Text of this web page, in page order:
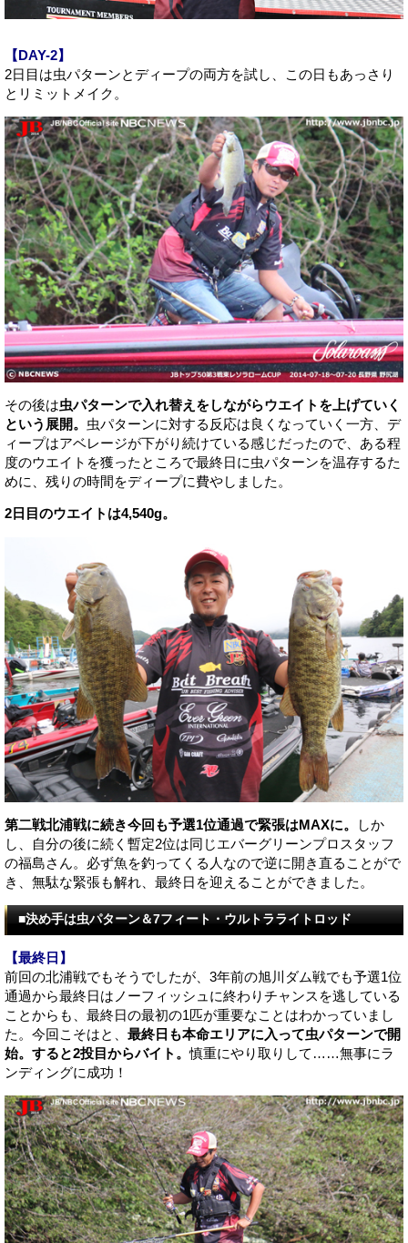
【DAY-2】
2日目は虫パターンとディープの両方を試し、この日もあっさり
とリミットメイク。
その後は虫パターンで入れ替えをしながらウエイトを上げていく
という展開。 虫パターンに対する反応は良くなっていく一方、デ
ィープはアベレージが下がり続けている感じだったので、ある程
度のウエイトを獲ったところで最終日に虫パターンを温存するた
めに、残りの時間をディープに費やしました。
2日目のウエイトは4,540g。
第二戦北浦戦に続き今回も予選1位通過で緊張はMAXに。
しか
し、自分の後に続く暫定2位は同じエバーグリーンプロスタッフ
の福島さん。必ず魚を釣ってくる人なので逆に開き直ることがで
き、無駄な緊張も解れ、最終日を迎えることができました。
■決め手は虫パターン＆7フィート・ウルトラライトロッド
【最終日】
前回の北浦戦でもそうでしたが、3年前の旭川ダム戦でも予選1位
通過から最終日はノーフィッシュに終わりチャンスを逃している
ことからも、最終日の最初の1匹が重要なことはわかっていまし
た。今回こそはと、 最終日も本命エリアに入って虫パターンで開
始。すると2投目からバイト。慎重にやり取りして……無事にラ
ンディングに成功！